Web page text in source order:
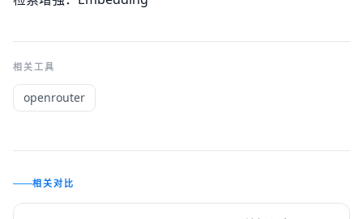
相关工具
openrouter
相关对比